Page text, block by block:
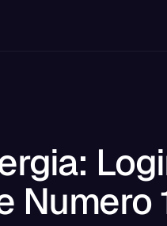
Numero